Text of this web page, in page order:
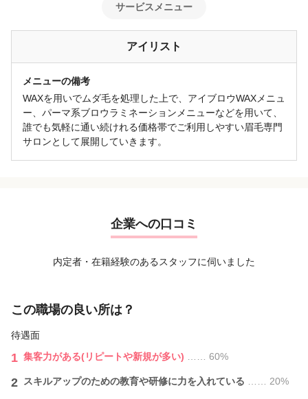
サービスメニュー
アイリスト
メニューの備考
WAXを用いでムダ毛を処理した上で、アイブロウWAXメニュ
ー、パーマ系ブロウラミネーションメニューなどを用いて、
誰でも気軽に通い続けれる価格帯でご利用しやすい眉毛専門
サロンとして展開していきます。
企業への口コミ
内定者・在籍経験のあるスタッフに伺いました
この職場の良い所は？
待遇面
1 集客力がある(リピートや新規が多い) …… 60%
2 スキルアップのための教育や研修に力を入れている …… 20%